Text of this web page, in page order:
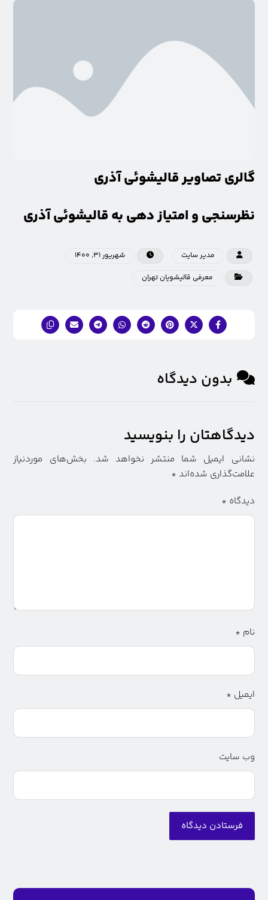
گالری تصاویر قالیشوئی آذری
نظرسنجی و امتیاز دهی به قالیشوئی آذری
مدیر سایت
شهریور ۳۱, ۱۴۰۰
معرفی قالیشویان تهران
بدون دیدگاه
دیدگاهتان را بنویسید
نشانی ایمیل شما منتشر نخواهد شد. بخش‌های موردنیاز
علامت‌گذاری شده‌اند *
دیدگاه *
نام *
ایمیل *
وب‌ سایت
فرستادن دیدگاه